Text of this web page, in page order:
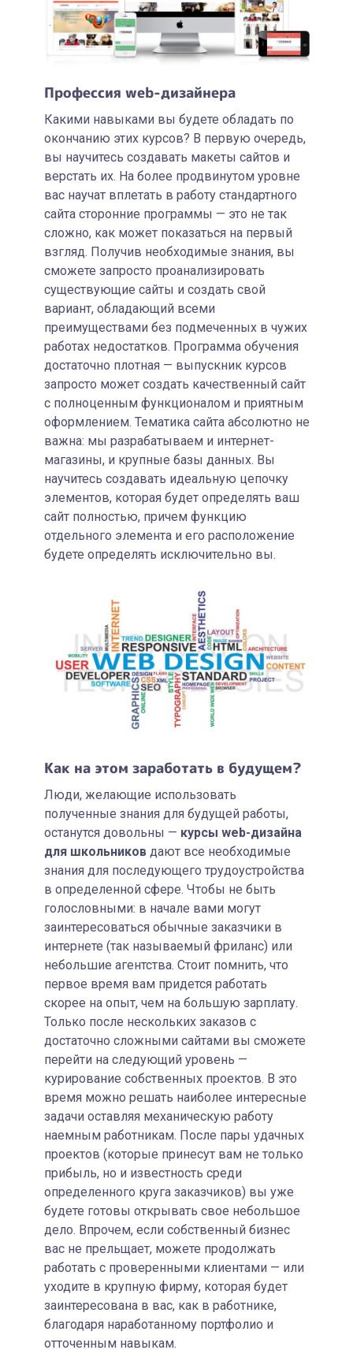
Профессия web-дизайнера
Какими навыками вы будете обладать по
окончанию этих курсов? В первую очередь,
вы научитесь создавать макеты сайтов и
верстать их. На более продвинутом уровне
вас научат вплетать в работу стандартного
сайта сторонние программы — это не так
сложно, как может показаться на первый
взгляд. Получив необходимые знания, вы
сможете запросто проанализировать
существующие сайты и создать свой
вариант, обладающий всеми
преимуществами без подмеченных в чужих
работах недостатков. Программа обучения
достаточно плотная — выпускник курсов
запросто может создать качественный сайт
с полноценным функционалом и приятным
оформлением. Тематика сайта абсолютно не
важна: мы разрабатываем и интернет-
магазины, и крупные базы данных. Вы
научитесь создавать идеальную цепочку
элементов, которая будет определять ваш
сайт полностью, причем функцию
отдельного элемента и его расположение
будете определять исключительно вы.
Как на этом заработать в будущем?
Люди, желающие использовать
полученные знания для будущей работы,
останутся довольны — курсы web-дизайна
для школьниковдают все необходимые
знания для последующего трудоустройства
в определенной сфере. Чтобы не быть
голословными: в начале вами могут
заинтересоваться обычные заказчики в
интернете (так называемый фриланс) или
небольшие агентства. Стоит помнить, что
первое время вам придется работать
скорее на опыт, чем на большую зарплату.
Только после нескольких заказов с
достаточно сложными сайтами вы сможете
перейти на следующий уровень —
курирование собственных проектов. В это
время можно решать наиболее интересные
задачи оставляя механическую работу
наемным работникам. После пары удачных
проектов (которые принесут вам не только
прибыль, но и известность среди
определенного круга заказчиков) вы уже
будете готовы открывать свое небольшое
дело. Впрочем, если собственный бизнес
вас не прельщает, можете продолжать
работать с проверенными клиентами — или
уходите в крупную фирму, которая будет
заинтересована в вас, как в работнике,
благодаря наработанному портфолио и
отточенным навыкам.